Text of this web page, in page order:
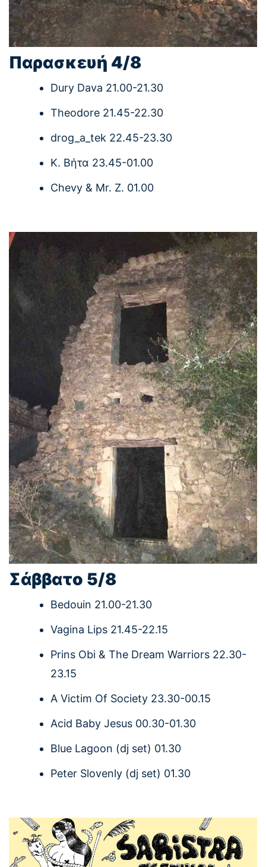
Παρασκευή 4/8
Dury Dava 21.00-21.30
Theodore 21.45-22.30
drog_a_tek 22.45-23.30
Κ. Βήτα 23.45-01.00
Chevy & Mr. Z. 01.00
Σάββατο 5/8
Bedouin 21.00-21.30
Vagina Lips 21.45-22.15
Prins Obi & The Dream Warriors 22.30-
23.15
A Victim Of Society 23.30-00.15
Acid Baby Jesus 00.30-01.30
Blue Lagoon (dj set) 01.30
Peter Slovenly (dj set) 01.30